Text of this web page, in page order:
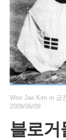
Woo Jae Kim in 급
2009/06/09
블로거